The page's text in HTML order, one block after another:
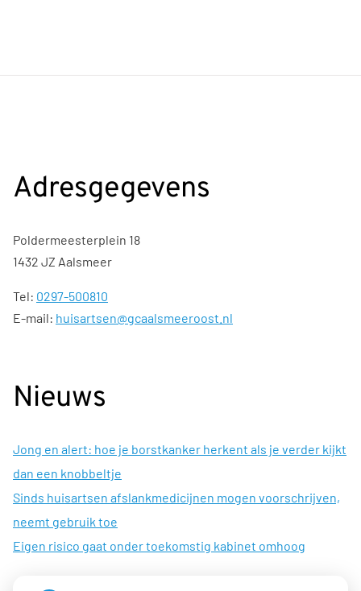
Adresgegevens
Poldermeesterplein 18
1432 JZ Aalsmeer
Tel: 0297-500810
E-mail: huisartsen@gcaalsmeeroost.nl
Nieuws
Jong en alert: hoe je borstkanker herkent als je verder kijkt
dan een knobbeltje
Sinds huisartsen afslankmedicijnen mogen voorschrijven,
neemt gebruik toe
Eigen risico gaat onder toekomstig kabinet omhoog